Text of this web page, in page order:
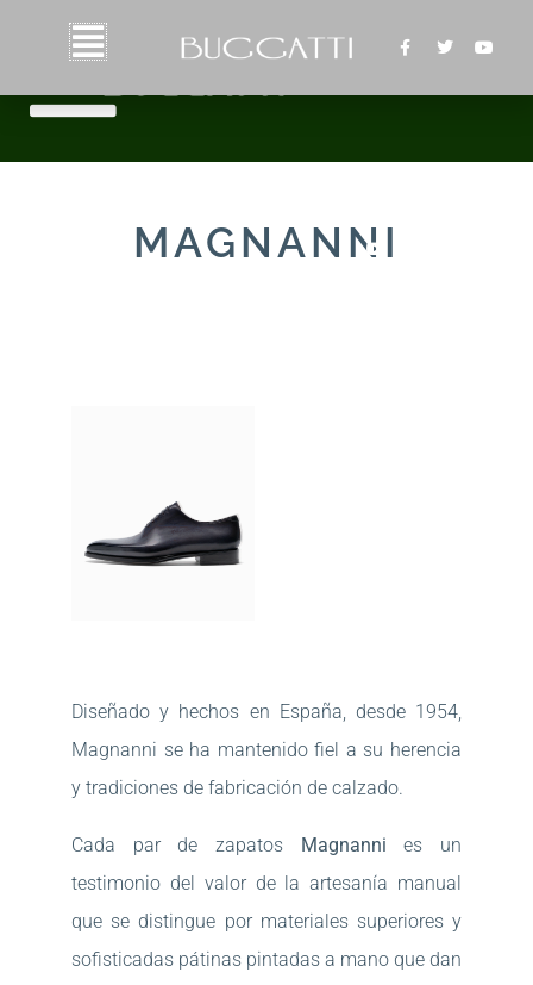
MAGNANNI
Diseñado y hechos en España, desde 1954,
Magnanni se ha mantenido fiel a su herencia
y tradiciones de fabricación de calzado.
Cada par de zapatos Magnanni es un
testimonio del valor de la artesanía manual
que se distingue por materiales superiores y
sofisticadas pátinas pintadas a mano que dan